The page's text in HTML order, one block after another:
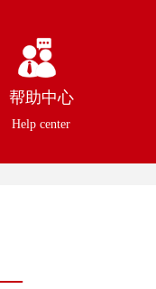
帮助中心
Help center